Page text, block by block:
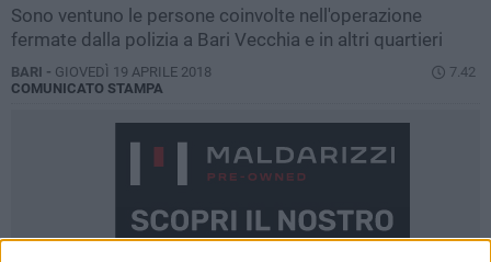
Sono ventuno le persone coinvolte nell'operazione
fermate dalla polizia a Bari Vecchia e in altri quartieri
BARI - GIOVEDÌ 19 APRILE 2018
7.42
COMUNICATO STAMPA